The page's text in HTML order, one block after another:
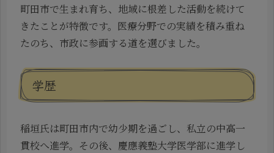
町田市で生まれ育ち、地域に根差した活動を続けて
きたことが特徴です。医療分野での実績を積み重ね
たのち、市政に参画する道を選びました。
学歴
稲垣氏は町田市内で幼少期を過ごし、私立の中高一
貫校へ進学。その後、慶應義塾大学医学部に進学し